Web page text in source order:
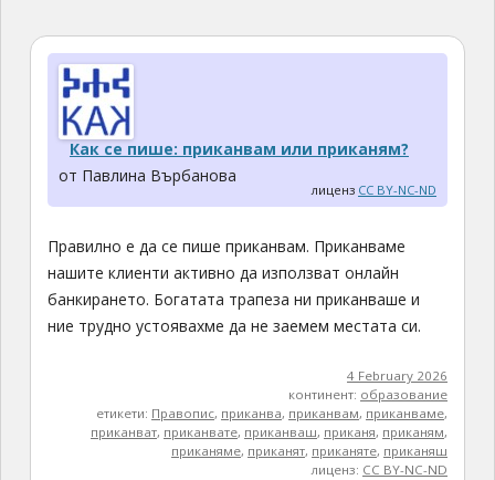
Как се пише: приканвам или приканям?
от Павлина Върбанова
лиценз CC BY-NC-ND
Правилно е да се пише приканвам. Приканваме
нашите клиенти активно да използват онлайн
банкирането. Богатата трапеза ни приканваше и
ние трудно устоявахме да не заемем местата си.
4 February 2026
континент: образование
етикети: Правопис, приканва, приканвам, приканваме,
приканват, приканвате, приканваш, приканя, приканям,
приканяме, приканят, приканяте, приканяш
лиценз: CC BY-NC-ND